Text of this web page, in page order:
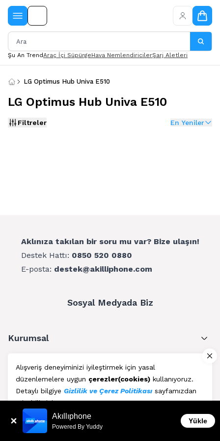
Alışveriş deneyiminizi iyileştirmek için yasal
düzenlemelere uygun çerezler(cookies) kullanıyoruz.
Detaylı bilgiye Gizlilik ve Çerez Politikası sayfamızdan
erişebilirsiniz.
Kabul Et
Şu An TrendAraç İçi SüpürgeHava NemlendiricilerŞarj Aletleri
LG Optimus Hub Univa E510
LG Optimus Hub Univa E510
Filtreler En Yeniler
Aklınıza takılan bir soru mu var? Bize ulaşın!
Destek Hattı: 0850 520 0880
E-posta: destek@akilliphone.com
Sosyal Medyada Biz
Kurumsal
Müşteri Hizmetleri
Üyelik
Blog Akıllıphone
Powered By Yuddy
Yükle